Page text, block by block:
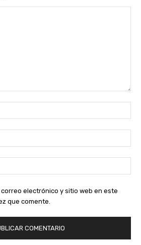
electrónico y sitio web en este
que comente.